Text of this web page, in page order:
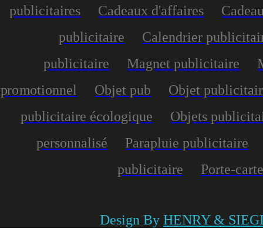
publicitaires
Cadeaux d'affaires
publicitaire
Calendrier
publicitaire
Magnet publicitaire
promotionnel
Objet pub
Objet
publicitaire écologique
Objets
personnalisé
Parapluie publicitaire
publicitaire
Porte-
Design By HENRY &